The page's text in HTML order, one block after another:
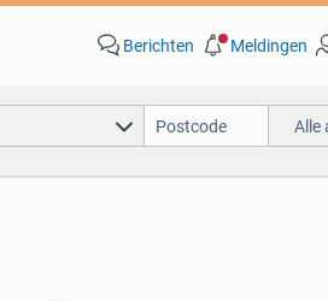
Berichten Meldingen
Alle